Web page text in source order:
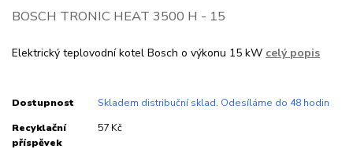
BOSCH TRONIC HEAT 3500 H - 15
Elektrický teplovodní kotel Bosch o výkonu 15 kW celý popis
Dostupnost Skladem distribuční sklad. Odesíláme do 48 hodin
Recyklační
příspěvek
57 Kč